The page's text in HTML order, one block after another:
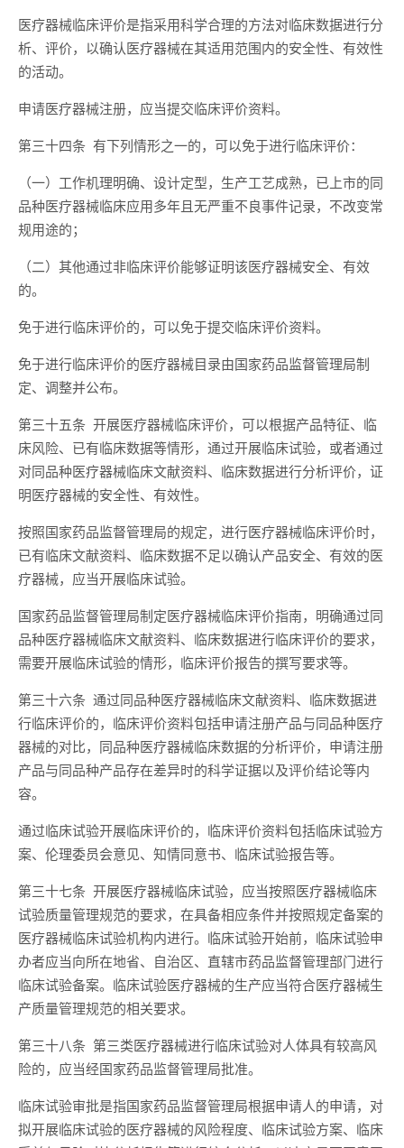
医疗器械临床评价是指采用科学合理的方法对临床数据进行分
析、评价，以确认医疗器械在其适用范围内的安全性、有效性
的活动。
申请医疗器械注册，应当提交临床评价资料。
第三十四条 有下列情形之一的，可以免于进行临床评价：
（一）工作机理明确、设计定型，生产工艺成熟，已上市的同
品种医疗器械临床应用多年且无严重不良事件记录，不改变常
规用途的；
（二）其他通过非临床评价能够证明该医疗器械安全、有效
的。
免于进行临床评价的，可以免于提交临床评价资料。
免于进行临床评价的医疗器械目录由国家药品监督管理局制
定、调整并公布。
第三十五条 开展医疗器械临床评价，可以根据产品特征、临
床风险、已有临床数据等情形，通过开展临床试验，或者通过
对同品种医疗器械临床文献资料、临床数据进行分析评价，证
明医疗器械的安全性、有效性。
按照国家药品监督管理局的规定，进行医疗器械临床评价时，
已有临床文献资料、临床数据不足以确认产品安全、有效的医
疗器械，应当开展临床试验。
国家药品监督管理局制定医疗器械临床评价指南，明确通过同
品种医疗器械临床文献资料、临床数据进行临床评价的要求，
需要开展临床试验的情形，临床评价报告的撰写要求等。
第三十六条 通过同品种医疗器械临床文献资料、临床数据进
行临床评价的，临床评价资料包括申请注册产品与同品种医疗
器械的对比，同品种医疗器械临床数据的分析评价，申请注册
产品与同品种产品存在差异时的科学证据以及评价结论等内
容。
通过临床试验开展临床评价的，临床评价资料包括临床试验方
案、伦理委员会意见、知情同意书、临床试验报告等。
第三十七条 开展医疗器械临床试验，应当按照医疗器械临床
试验质量管理规范的要求，在具备相应条件并按照规定备案的
医疗器械临床试验机构内进行。临床试验开始前，临床试验申
办者应当向所在地省、自治区、直辖市药品监督管理部门进行
临床试验备案。临床试验医疗器械的生产应当符合医疗器械生
产质量管理规范的相关要求。
第三十八条 第三类医疗器械进行临床试验对人体具有较高风
险的，应当经国家药品监督管理局批准。
临床试验审批是指国家药品监督管理局根据申请人的申请，对
拟开展临床试验的医疗器械的风险程度、临床试验方案、临床